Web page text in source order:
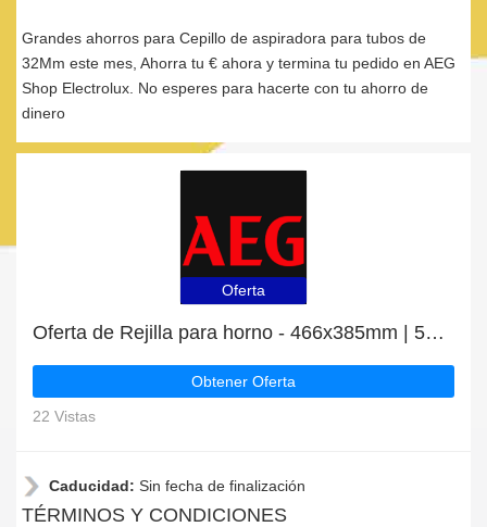
Grandes ahorros para Cepillo de aspiradora para tubos de
32Mm este mes, Ahorra tu € ahora y termina tu pedido en AEG
Shop Electrolux. No esperes para hacerte con tu ahorro de
dinero
Oferta
Oferta de Rejilla para horno - 466x385mm | 5€ de descuento
Obtener Oferta
22 Vistas
Caducidad: Sin fecha de finalización
TÉRMINOS Y CONDICIONES